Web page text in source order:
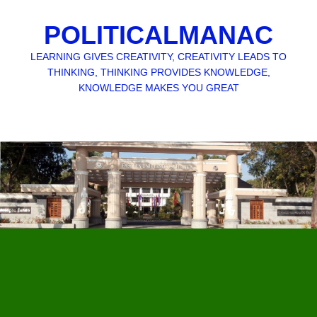
POLITICALMANAC
LEARNING GIVES CREATIVITY, CREATIVITY LEADS TO
THINKING, THINKING PROVIDES KNOWLEDGE,
KNOWLEDGE MAKES YOU GREAT